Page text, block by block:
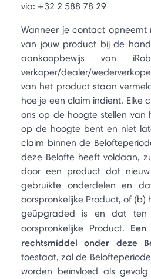
via: +32 2 588 78 29
Wanneer je contact
van jouw product bij de
aankoopbewijs van
verkoper/dealer/
van het product staan
hoe je een claim indient. Elke
ons op de hoogte stellen van
op de hoogte bent en niet
claim binnen de
deze Belofte heeft voldaan,
door een product dat
gebruikte onderdelen en
oorspronkelijke Product, of
geüpgraded is en dat ten
oorspronkelijke Product.
rechtsmiddel onder deze
toestaat, zal de
worden beïnvloed als